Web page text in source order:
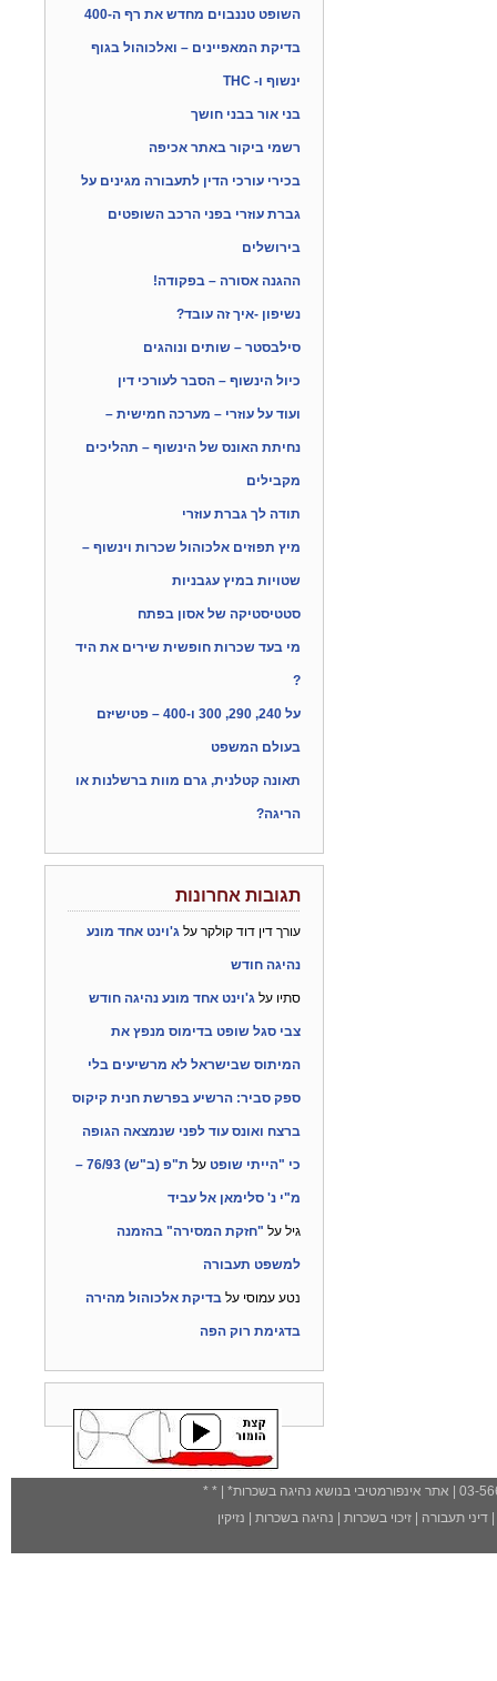
השופט טננבוים מחדש את רף ה-400
בדיקת המאפיינים – ואלכוהול בגוף
ינשוף ו- THC
בני אור בבני חושך
רשמי ביקור באתר אכיפה
בכירי עורכי הדין לתעבורה מגינים על
גברת עוזרי בפני הרכב השופטים
בירושלים
ההגנה אסורה – בפקודה!
נשיפון -איך זה עובד?
סילבסטר – שותים ונוהגים
כיול הינשוף – הסבר לעורכי דין
ועוד על עוזרי – מערכה חמישית –
נחיתת האונס של הינשוף – תהליכים
מקבילים
תודה לך גברת עוזרי
מיץ תפוזים אלכוהול שכרות וינשוף –
שטויות במיץ עגבניות
סטטיסטיקה של אסון בפתח
מי בעד שכרות חופשית שירים את היד
?
על 240, 290, 300 ו-400 – פטישיזם
בעולם המשפט
תאונה קטלנית, גרם מוות ברשלנות או
הריגה?
תגובות אחרונות
עורך דין דוד קולקר על ג'וינט אחד מונע
נהיגה חודש
סתיו על ג'וינט אחד מונע נהיגה חודש
צבי סגל שופט בדימוס מנפץ את
המיתוס שבישראל לא מרשיעים בלי
ספק סביר: הרשיע בפרשת חנית קיקוס
ברצח ואונס עוד לפני שנמצאה הגופה
כי "הייתי שופט על ת"פ (ב"ש) 76/93 –
מ"י נ' סלימאן אל עביד
גיל על "חזקת המסירה" בהזמנה
למשפט תעבורה
נטע עמוסי על בדיקת אלכוהול מהירה
בדגימת רוק הפה
| אתר אינפורמטיבי בנושא נהיגה בשכרות*
| *
*
דיני תעבורה זיכוי בשכרות נהיגה בשכרות נזיקין